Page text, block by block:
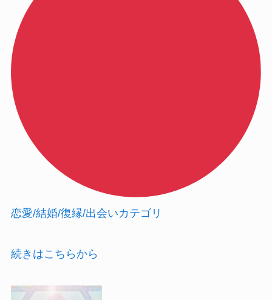
恋愛/結婚/復縁/出会いカテゴリ
続きはこちらから